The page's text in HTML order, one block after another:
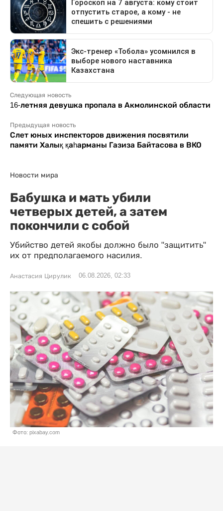
Следующая новость
16-летняя девушка пропала в Акмолинской области
Предыдущая новость
Слет юных инспекторов движения посвятили
памяти Халық қаһарманы Газиза Байтасова в ВКО
Новости мира
Бабушка и мать убили
четверых детей, а затем
покончили с собой
Убийство детей якобы должно было "защитить"
их от предполагаемого насилия.
Анастасия Цирулик 06.08.2026, 02:33
Фото: pixabay.com